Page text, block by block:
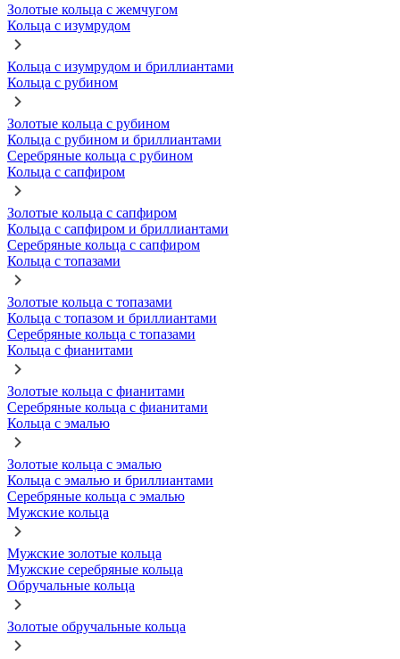
Золотые кольца с жемчугом
Кольца с изумрудом
Кольца с изумрудом и бриллиантами
Кольца с рубином
Золотые кольца с рубином
Кольца с рубином и бриллиантами
Серебряные кольца с рубином
Кольца с сапфиром
Золотые кольца с сапфиром
Кольца с сапфиром и бриллиантами
Серебряные кольца с сапфиром
Кольца с топазами
Золотые кольца с топазами
Кольца с топазом и бриллиантами
Серебряные кольца с топазами
Кольца с фианитами
Золотые кольца с фианитами
Серебряные кольца с фианитами
Кольца с эмалью
Золотые кольца с эмалью
Кольца с эмалью и бриллиантами
Серебряные кольца с эмалью
Мужские кольца
Мужские золотые кольца
Мужские серебряные кольца
Обручальные кольца
Золотые обручальные кольца